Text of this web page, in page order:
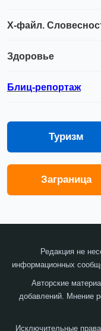
Х-файл.
Здоровье
Блиц-репортаж
Туризм
Заграница
Редакция не
информационных
Авторские
добавлений. Мнение
Исключительные